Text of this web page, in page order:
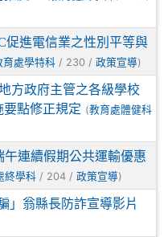
促進電信業之性別平等與
育處學特科 / 230 / 政策宣導)
方政府主管之各級學校
要點修正規定 (教育處體健科
午連續假期公共運輸優惠
終學科 / 204 / 政策宣導)
」翁縣長防詐宣導影片